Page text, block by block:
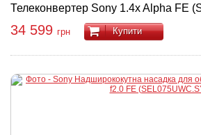
Телеконвертер Sony 1.4x Alpha FE
34 599 грн Купити